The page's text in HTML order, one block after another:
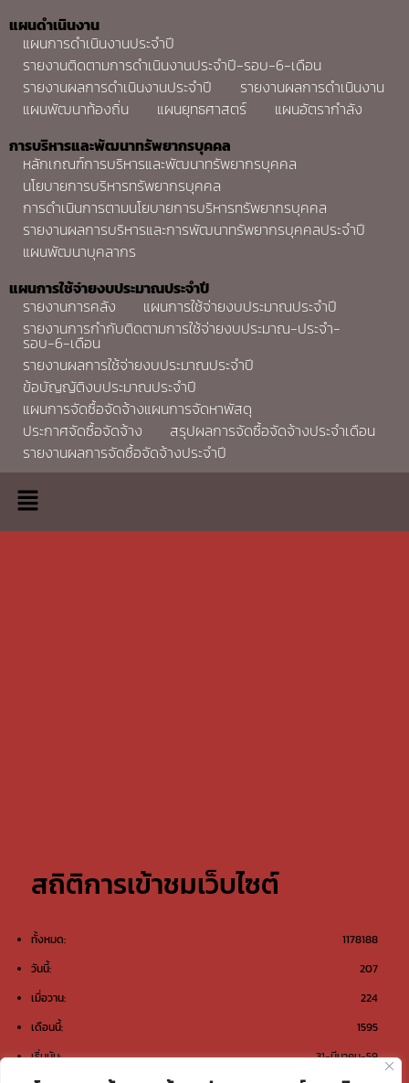
แผนดำเนินงาน
แผนการดำเนินงานประจำปี
รายงานติดตามการดำเนินงานประจำปี-รอบ-6-เดือน
รายงานผลการดำเนินงานประจำปี
รายงานผลการดำเนินงาน
แผนพัฒนาท้องถิ่น
แผนยุทธศาสตร์
แผนอัตรากำลัง
การบริหารและพัฒนาทรัพยากรบุคคล
หลักเกณฑ์การบริหารและพัฒนาทรัพยากรบุคคล
นโยบายการบริหารทรัพยากรบุคคล
การดำเนินการตามนโยบายการบริหารทรัพยากรบุคคล
รายงานผลการบริหารและการพัฒนาทรัพยากรบุคคลประจำปี
แผนพัฒนาบุคลากร
แผนการใช้จ่ายงบประมาณประจำปี
รายงานการคลัง
แผนการใช้จ่ายงบประมาณประจำปี
รายงานการกำกับติดตามการใช้จ่ายงบประมาณ-ประจำ-
รอบ-6-เดือน
รายงานผลการใช้จ่ายงบประมาณประจำปี
ข้อบัญญัติงบประมาณประจำปี
แผนการจัดซื้อจัดจ้างแผนการจัดหาพัสดุ
ประกาศจัดซื้อจัดจ้าง
สรุปผลการจัดซื้อจัดจ้างประจำเดือน
รายงานผลการจัดซื้อจัดจ้างประจำปี
สถิติการเข้าชมเว็บไซต์
1178188
ทั้งหมด:
207
วันนี้:
224
เมื่อวาน:
1595
เดือนนี้:
31-มีนาคม-59
เริ่มนับ: